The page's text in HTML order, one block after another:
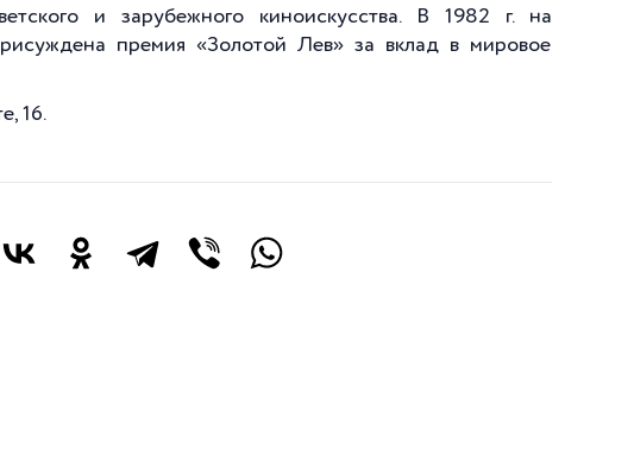
и зарубежного киноискусства. В 1982 г. на
премия «Золотой Лев» за вклад в мировое
16.